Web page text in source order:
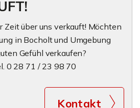
Zeit über uns verkauft! Möchten
in Bocholt und Umgebung
Gefühl verkaufen?
0 28 71 / 23 98 70
Kontakt